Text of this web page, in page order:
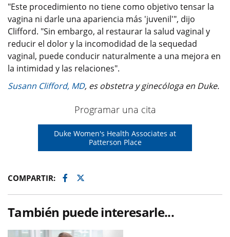
"Este procedimiento no tiene como objetivo tensar la
vagina ni darle una apariencia más 'juvenil'", dijo
Clifford. "Sin embargo, al restaurar la salud vaginal y
reducir el dolor y la incomodidad de la sequedad
vaginal, puede conducir naturalmente a una mejora en
la intimidad y las relaciones".
Susann Clifford, MD, es obstetra y ginecóloga en Duke.
Programar una cita
Duke Women's Health Associates at
Patterson Place
COMPARTIR: Facebook
Twitter
También puede interesarle...